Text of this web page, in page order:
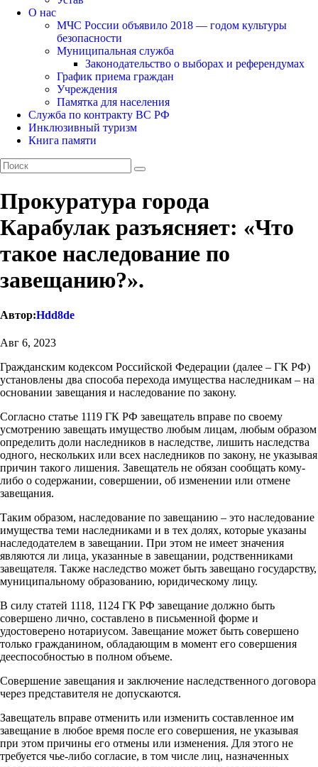
О нас
МЧС России объявило 2018 — годом культуры
безопасности
Муниципальная служба
Законодательство о выборах и референдумах
График приема граждан
Учреждения
Памятка для населения
Служба по контракту ВС РФ
Инклюзивный туризм
Книга памяти
Прокуратура города
Карабулак разъясняет: «Что
такое наследование по
завещанию?».
Автор:Hdd8de
Авг 6, 2023
Гражданским кодексом Российской Федерации (далее – ГК РФ)
установлены два способа перехода имущества наследникам – на
основании завещания и наследование по закону.
Согласно статье 1119 ГК РФ завещатель вправе по своему
усмотрению завещать имущество любым лицам, любым образом
определить доли наследников в наследстве, лишить наследства
одного, нескольких или всех наследников по закону, не указывая
причин такого лишения. Завещатель не обязан сообщать кому-
либо о содержании, совершении, об изменении или отмене
завещания.
Таким образом, наследование по завещанию – это наследование
имущества теми наследниками и в тех долях, которые указаны
наследодателем в завещании. При этом не имеет значения
являются ли лица, указанные в завещании, родственниками
завещателя. Также наследство может быть завещано государству,
муниципальному образованию, юридическому лицу.
В силу статей 1118, 1124 ГК РФ завещание должно быть
совершено лично, составлено в письменной форме и
удостоверено нотариусом. Завещание может быть совершено
только гражданином, обладающим в момент его совершения
дееспособностью в полном объеме.
Совершение завещания и заключение наследственного договора
через представителя не допускаются.
Завещатель вправе отменить или изменить составленное им
завещание в любое время после его совершения, не указывая
при этом причины его отмены или изменения. Для этого не
требуется чье-либо согласие, в том числе лиц, назначенных